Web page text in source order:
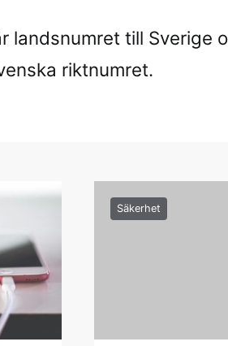
landsnumret till Sverige
riktnumret.
Säkerhet